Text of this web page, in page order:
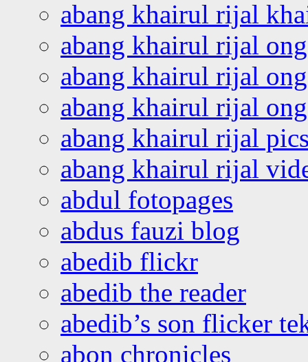
abang khairul rijal
abang khairul rijal
abang khairul rijal
abang khairul rijal
abang khairul rijal
abang khairul rijal
abdul fotopages
abdus fauzi blog
abedib flickr
abedib the reader
abedib’s son flicker
abon chronicles